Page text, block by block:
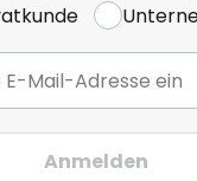
Anmelden